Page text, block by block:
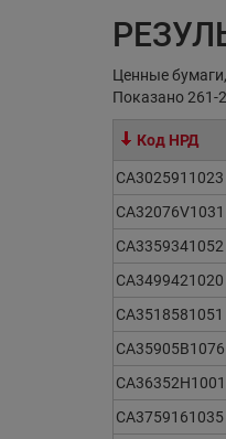
Ценные
Показано 261-
Код НРД
CA3025911023
CA32076V1031
CA3359341052
CA3499421020
CA3518581051
CA35905B1076
CA36352H1001
CA3759161035